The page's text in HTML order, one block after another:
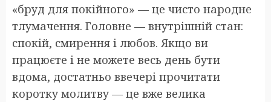
«бруд для покійного» — це чисто народне
тлумачення. Головне — внутрішній стан:
спокій, смирення і любов. Якщо ви
працюєте і не можете весь день бути
вдома, достатньо ввечері прочитати
коротку молитву — це вже велика